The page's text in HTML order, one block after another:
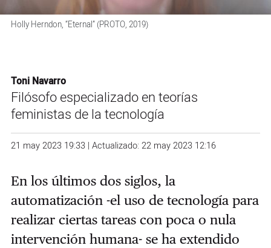
Holly Herndon, “Eternal” (PROTO, 2019)
Toni Navarro
Filósofo especializado en teorías
feministas de la tecnología
21 may 2023 19:33 | Actualizado: 22 may 2023 12:16
En los últimos dos siglos, la
automatización -el uso de tecnología para
realizar ciertas tareas con poca o nula
intervención humana- se ha extendido